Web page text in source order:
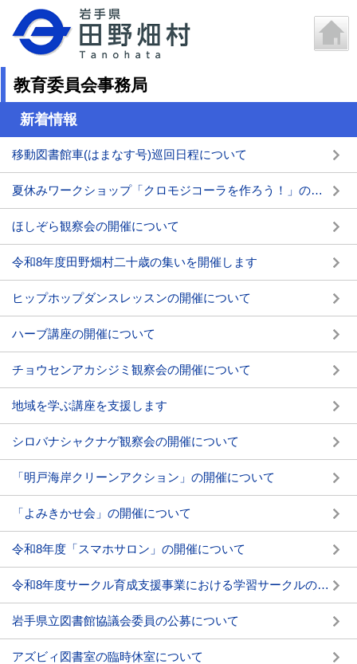
教育委員会事務局
新着情報
移動図書館車(はまなす号)巡回日程について
夏休みワークショップ「クロモジコーラを作ろう！」の開催について
ほしぞら観察会の開催について
令和8年度田野畑村二十歳の集いを開催します
ヒップホップダンスレッスンの開催について
ハーブ講座の開催について
チョウセンアカシジミ観察会の開催について
地域を学ぶ講座を支援します
シロバナシャクナゲ観察会の開催について
「明戸海岸クリーンアクション」の開催について
「よみきかせ会」の開催について
令和8年度「スマホサロン」の開催について
令和8年度サークル育成支援事業における学習サークルの募集について
岩手県立図書館協議会委員の公募について
アズビィ図書室の臨時休室について